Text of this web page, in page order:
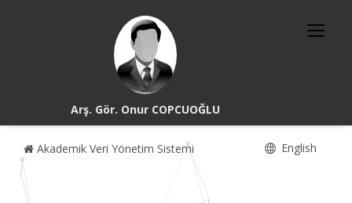
Arş. Gör. Onur COPCUOĞLU
Akademik Veri Yönetim Sistemi English